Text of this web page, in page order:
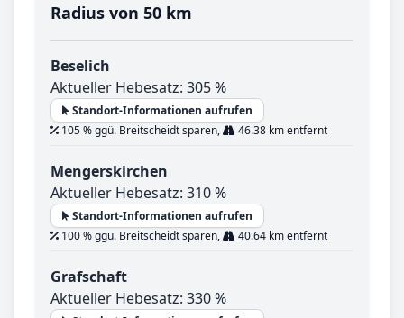
Radius von 50 km
Beselich
Aktueller Hebesatz: 305 %
Standort-Informationen aufrufen
105 % ggü. Breitscheidt sparen,
46.38 km entfernt
Mengerskirchen
Aktueller Hebesatz: 310 %
Standort-Informationen aufrufen
100 % ggü. Breitscheidt sparen,
40.64 km entfernt
Grafschaft
Aktueller Hebesatz: 330 %